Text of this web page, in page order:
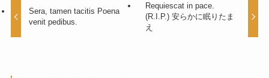
Sera, tamen tacitis Poena
venit pedibus.
Requiescat in pace.
(R.I.P.) 安らかに眠りたま
え